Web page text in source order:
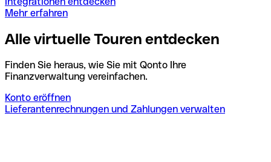
Mehr erfahren
Alle virtuelle Touren entdecken
Finden Sie heraus, wie Sie mit Qonto Ihre
Finanzverwaltung vereinfachen.
Konto eröffnen
Lieferantenrechnungen und Zahlungen verwalten